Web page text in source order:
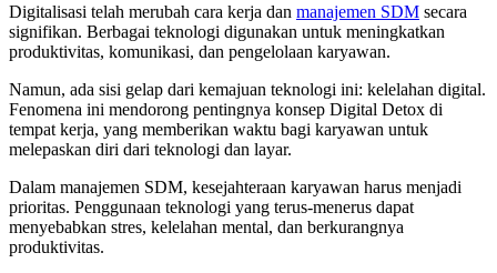
Digitalisasi telah merubah cara kerja dan manajemen SDM secara
signifikan. Berbagai teknologi digunakan untuk meningkatkan
produktivitas, komunikasi, dan pengelolaan karyawan.
Namun, ada sisi gelap dari kemajuan teknologi ini: kelelahan digital.
Fenomena ini mendorong pentingnya konsep Digital Detox di
tempat kerja, yang memberikan waktu bagi karyawan untuk
melepaskan diri dari teknologi dan layar.
Dalam manajemen SDM, kesejahteraan karyawan harus menjadi
prioritas. Penggunaan teknologi yang terus-menerus dapat
menyebabkan stres, kelelahan mental, dan berkurangnya
produktivitas.